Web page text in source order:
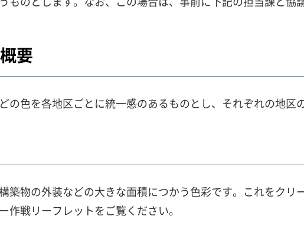
要
の色を各地区ごとに統一感のあるものとし、それぞれの地区
築物の外装などの大きな面積につかう色彩です。これをクリ
作戦リーフレットをご覧ください。